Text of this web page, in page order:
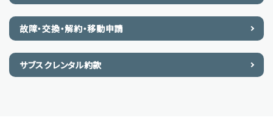
故障・交換・解約・移動申請
サブスクレンタル約款